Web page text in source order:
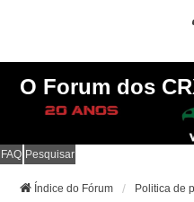
O Forum dos
FAQ Pesquisar
Índice do Fórum Politica de